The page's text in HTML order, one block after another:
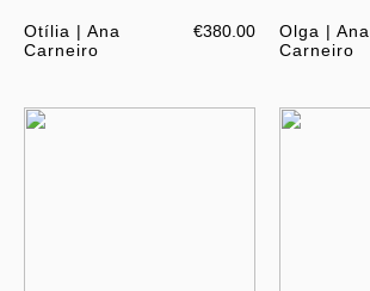
Otília | Ana
Carneiro
€380.00
Olga | Ana
Carneiro